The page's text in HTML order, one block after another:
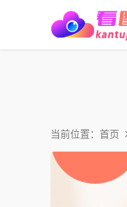
当前位置： 首页